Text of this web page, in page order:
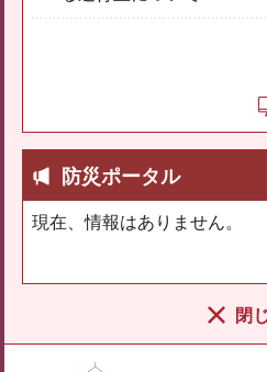
防災ポータル
現在、情報はありません。
閉